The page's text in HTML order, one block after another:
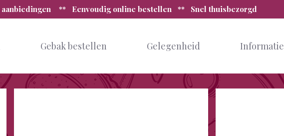
aanbiedingen ** Eenvoudig online bestellen ** Snel thuisbezorgd
Gebak bestellen Gelegenheid Informatie